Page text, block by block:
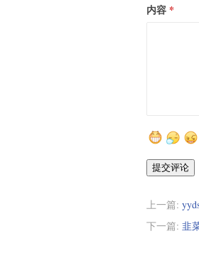
内容
提交评论
上一篇:
下一篇: 韭